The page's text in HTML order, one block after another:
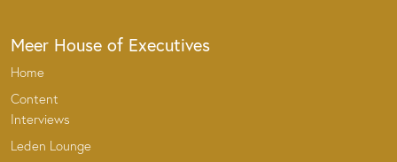
Meer House of Executives
Home
Content
Interviews
Leden Lounge